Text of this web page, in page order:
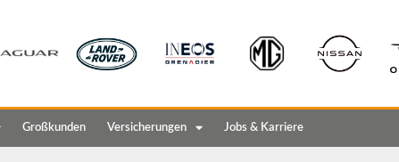
Großkunden Versicherungen Jobs & Karriere